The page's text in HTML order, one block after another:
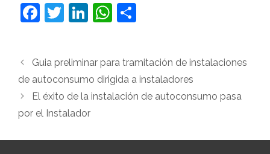
F
e
b
o
k
T
er
Li
e
dI
n
W
s
A
p
ar
Guia preliminar para tramitación de instalaciones
de autoconsumo dirigida a instaladores
El éxito de la instalación de autoconsumo pasa
por el Instalador